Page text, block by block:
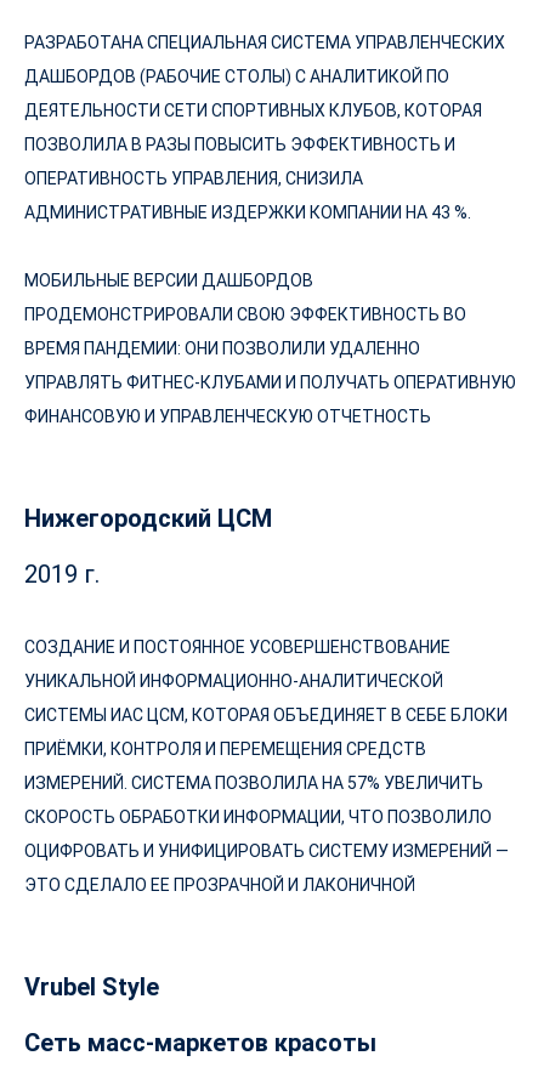
РАЗРАБОТАНА СПЕЦИАЛЬНАЯ СИСТЕМА УПРАВЛЕНЧЕСКИХ
ДАШБОРДОВ (РАБОЧИЕ СТОЛЫ) С АНАЛИТИКОЙ ПО
ДЕЯТЕЛЬНОСТИ СЕТИ СПОРТИВНЫХ КЛУБОВ, КОТОРАЯ
ПОЗВОЛИЛА В РАЗЫ ПОВЫСИТЬ ЭФФЕКТИВНОСТЬ И
ОПЕРАТИВНОСТЬ УПРАВЛЕНИЯ, СНИЗИЛА
АДМИНИСТРАТИВНЫЕ ИЗДЕРЖКИ КОМПАНИИ НА 43 %.
МОБИЛЬНЫЕ ВЕРСИИ ДАШБОРДОВ
ПРОДЕМОНСТРИРОВАЛИ СВОЮ ЭФФЕКТИВНОСТЬ ВО
ВРЕМЯ ПАНДЕМИИ: ОНИ ПОЗВОЛИЛИ УДАЛЕННО
УПРАВЛЯТЬ ФИТНЕС-КЛУБАМИ И ПОЛУЧАТЬ ОПЕРАТИВНУЮ
ФИНАНСОВУЮ И УПРАВЛЕНЧЕСКУЮ ОТЧЕТНОСТЬ
Нижегородский ЦСМ
2019 г.
СОЗДАНИЕ И ПОСТОЯННОЕ УСОВЕРШЕНСТВОВАНИЕ
УНИКАЛЬНОЙ ИНФОРМАЦИОННО-АНАЛИТИЧЕСКОЙ
СИСТЕМЫ ИАС ЦСМ, КОТОРАЯ ОБЪЕДИНЯЕТ В СЕБЕ БЛОКИ
ПРИЁМКИ, КОНТРОЛЯ И ПЕРЕМЕЩЕНИЯ СРЕДСТВ
ИЗМЕРЕНИЙ. СИСТЕМА ПОЗВОЛИЛА НА 57% УВЕЛИЧИТЬ
СКОРОСТЬ ОБРАБОТКИ ИНФОРМАЦИИ, ЧТО ПОЗВОЛИЛО
ОЦИФРОВАТЬ И УНИФИЦИРОВАТЬ СИСТЕМУ ИЗМЕРЕНИЙ —
ЭТО СДЕЛАЛО ЕЕ ПРОЗРАЧНОЙ И ЛАКОНИЧНОЙ
Vrubel Style
Сеть масс-маркетов красоты